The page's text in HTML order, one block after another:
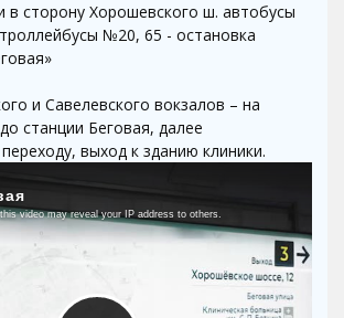
в сторону Хорошевского ш. автобусы
№20, 65 - остановка
и Савелевского вокзалов – на
станции Беговая, далее
выход к зданию клиники.